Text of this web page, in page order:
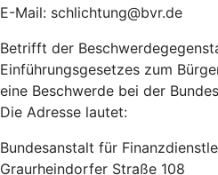
E-Mail: schlichtung@bvr.de
Betrifft der
Einführungsgesetzes zum
eine Beschwerde bei der
Die Adresse lautet:
Bundesanstalt für
Graurheindorfer Straße 108